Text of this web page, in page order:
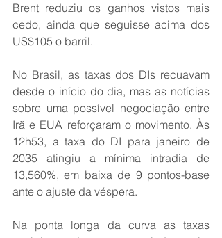
Brent reduziu os ganhos vistos mais
cedo, ainda que seguisse acima dos
US$105 o barril.
No Brasil, as taxas dos DIs recuavam
desde o início do dia, mas as notícias
sobre uma possível negociação entre
Irã e EUA reforçaram o movimento. Às
12h53, a taxa do DI para janeiro de
2035 atingiu a mínima intradia de
13,560%, em baixa de 9 pontos-base
ante o ajuste da véspera.
Na ponta longa da curva as taxas